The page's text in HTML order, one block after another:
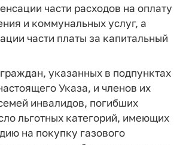
части расходов на оплату
и коммунальных услуг, а
части платы за капитальный
указанных в подпунктах
Указа, и членов их
инвалидов, погибших
льготных категорий, имеющих
на покупку газового